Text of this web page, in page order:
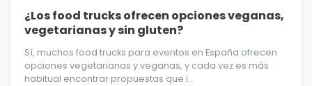
¿Los food trucks ofrecen opciones veganas,
vegetarianas y sin gluten?
Sí, muchos food trucks para eventos en España ofrecen
opciones vegetarianas y veganas, y cada vez es más
habitual encontrar propuestas que i...